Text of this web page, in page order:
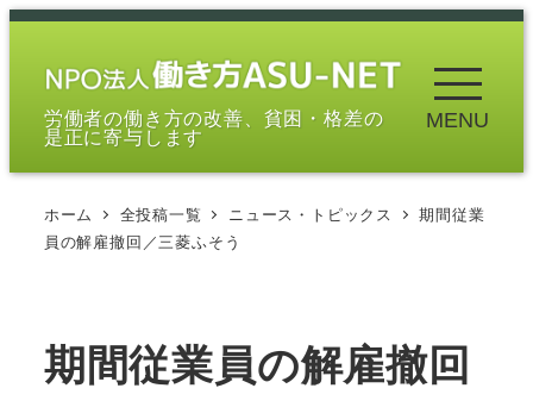
メ
労働者の働き方の改善、貧困・格差の
是正に寄与します
MENU
ホーム 全投稿一覧 ニュース・トピックス
期間従業
員の解雇撤回／三菱ふそう
期間従業員の解雇撤回